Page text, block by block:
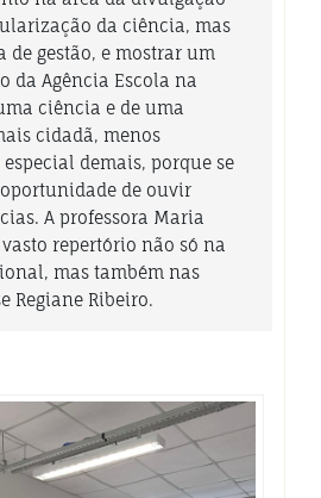
da ciência, mas
de gestão, e mostrar um
da Agência Escola na
ciência e de uma
cidadã, menos
demais, porque se
de ouvir
A professora Maria
repertório não só na
mas também nas
Regiane Ribeiro.